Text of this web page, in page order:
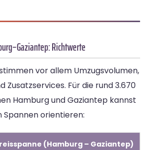
Richtwerte
vor allem Umzugsvolumen,
Zusatzservices. Für die rund 3.670
Hamburg und Gaziantep kannst
Spannen orientieren:
(Hamburg – Gaziantep)